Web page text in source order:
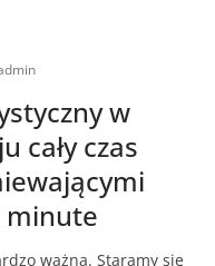
w
cały czas
ważna. Staramy się